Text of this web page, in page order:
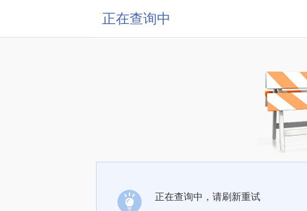
正在查询中
正在查询中，请刷新重试